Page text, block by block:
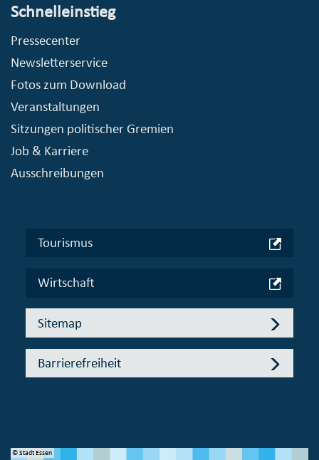
Schnelleinstieg
Pressecenter
Newsletterservice
Fotos zum Download
Veranstaltungen
Sitzungen politischer Gremien
Job & Karriere
Ausschreibungen
Tourismus
Wirtschaft
Sitemap
Barrierefreiheit
© Stadt Essen